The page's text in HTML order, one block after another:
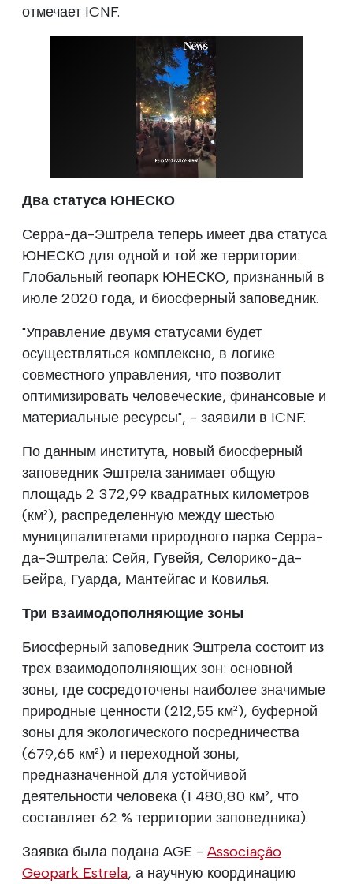
отмечает ICNF.
Два статуса ЮНЕСКО
Серра-да-Эштрела теперь имеет два статуса
ЮНЕСКО для одной и той же территории:
Глобальный геопарк ЮНЕСКО, признанный в
июле 2020 года, и биосферный заповедник.
"Управление двумя статусами будет
осуществляться комплексно, в логике
совместного управления, что позволит
оптимизировать человеческие, финансовые и
материальные ресурсы", - заявили в ICNF.
По данным института, новый биосферный
заповедник Эштрела занимает общую
площадь 2 372,99 квадратных километров
(км²), распределенную между шестью
муниципалитетами природного парка Серра-
да-Эштрела: Сейя, Гувейя, Селорико-да-
Бейра, Гуарда, Мантейгас и Ковилья.
Три взаимодополняющие зоны
Биосферный заповедник Эштрела состоит из
трех взаимодополняющих зон: основной
зоны, где сосредоточены наиболее значимые
природные ценности (212,55 км²), буферной
зоны для экологического посредничества
(679,65 км²) и переходной зоны,
предназначенной для устойчивой
деятельности человека (1 480,80 км², что
составляет 62 % территории заповедника).
Заявка была подана AGE -Associação
Geopark Estrela, а научную координацию